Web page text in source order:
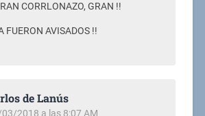
CORRLONAZO, GRAN !!
FUERON AVISADOS !!
de Lanús
2018 a las 8:07 AM